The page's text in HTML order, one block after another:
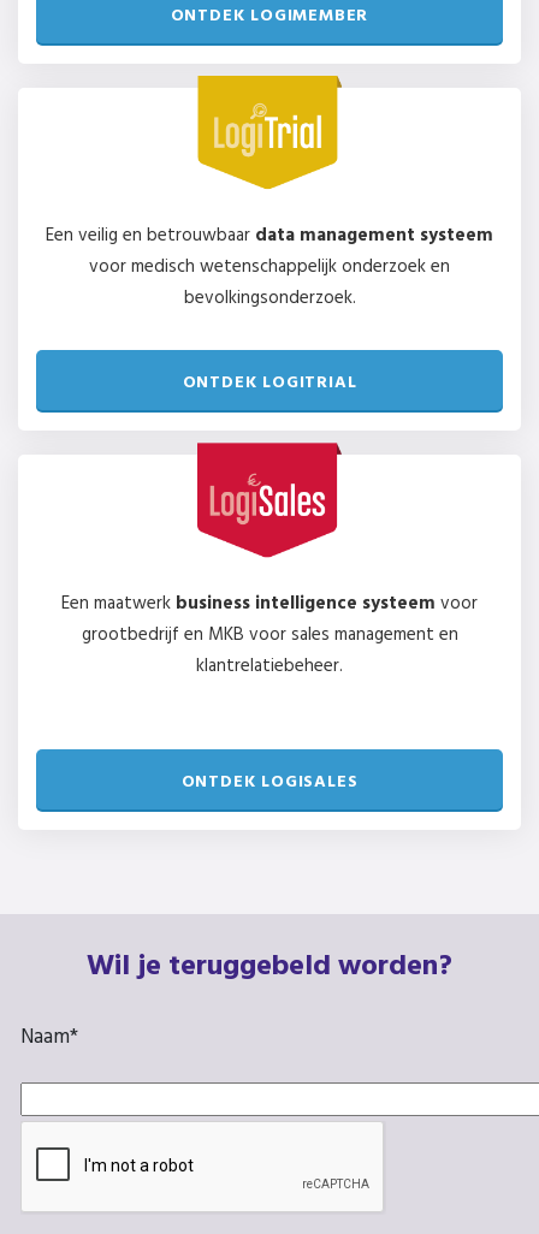
ONTDEK LOGIMEMBER
Een veilig en betrouwbaar data management systeem
voor medisch wetenschappelijk onderzoek en
bevolkingsonderzoek.
ONTDEK LOGITRIAL
Een maatwerk business intelligence systeem voor
grootbedrijf en MKB voor sales management en
klantrelatiebeheer.
ONTDEK LOGISALES
Wil je teruggebeld worden?
Naam*